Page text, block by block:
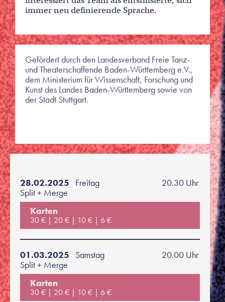
immer neu definierende Sprache.
Gefördert durch den Landesverband Freie Tanz-
und Theaterschaffende Baden-Württemberg e.V.,
dem Ministerium für Wissenschaft, Forschung und
Kunst des Landes Baden-Württemberg sowie von
der Stadt Stuttgart.
28.02.2025 Freitag
20.30 Uhr
Split + Merge
Karten
30 € 20 € 10 € 6 €
01.03.2025 Samstag
20.00 Uhr
Split + Merge
Karten
30 € 20 € 10 € 6 €